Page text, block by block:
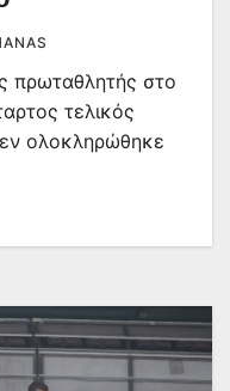
πρωταθλητής στο
τελικός
ολοκληρώθηκε